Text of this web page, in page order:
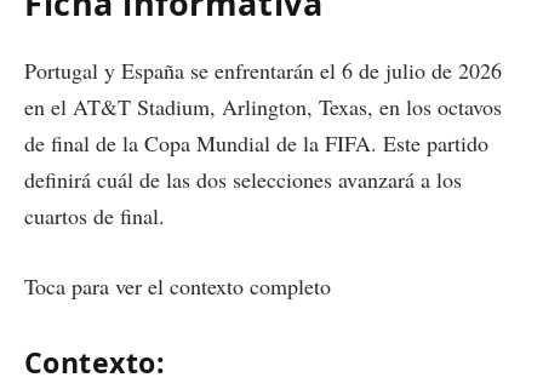
Portugal y España se enfrentarán el 6 de julio de 2026
en el AT&T Stadium, Arlington, Texas, en los octavos
de final de la Copa Mundial de la FIFA. Este partido
definirá cuál de las dos selecciones avanzará a los
cuartos de final.
Toca para ver el contexto completo
Contexto: